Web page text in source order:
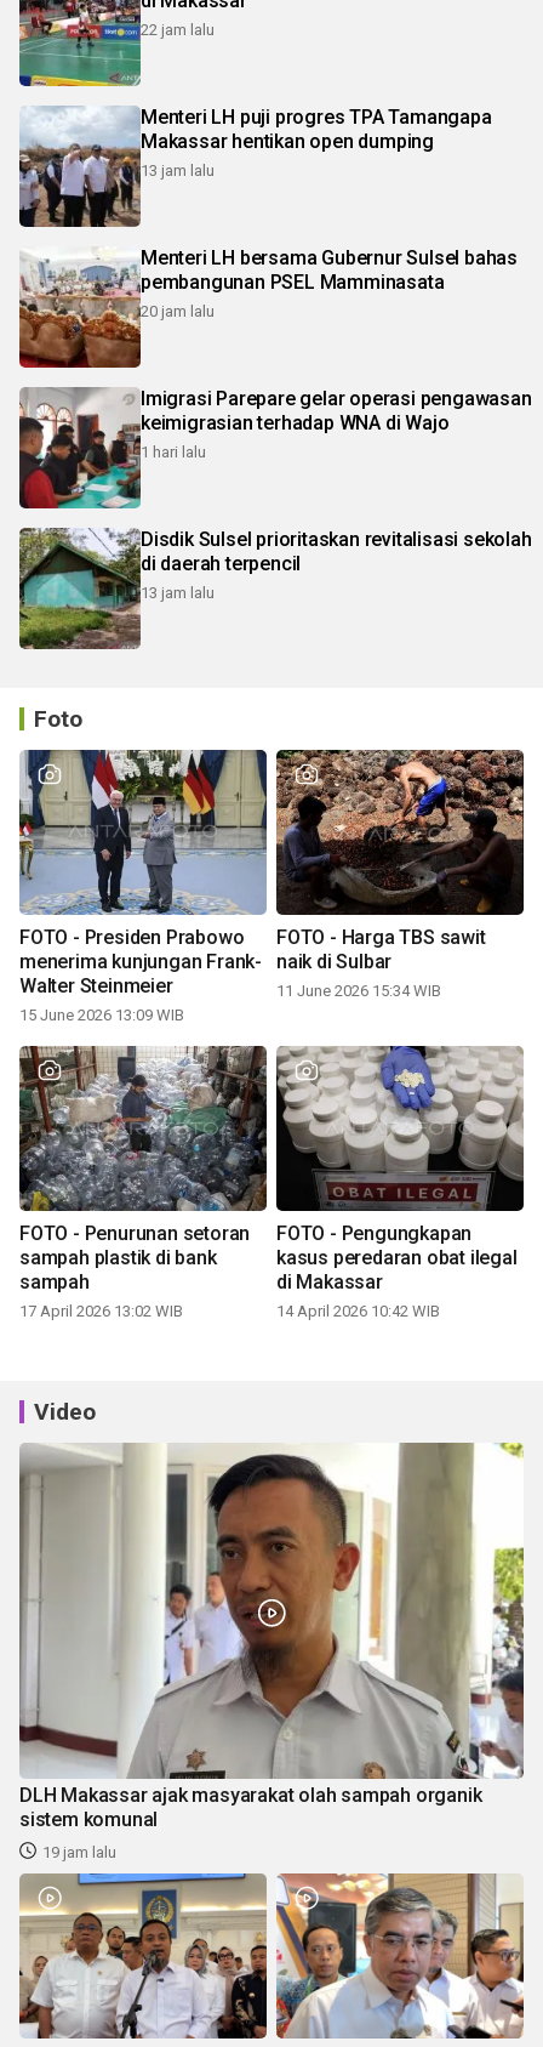
22 jam lalu
Menteri LH puji progres TPA Tamangapa
Makassar hentikan open dumping
13 jam lalu
Menteri LH bersama Gubernur Sulsel bahas
pembangunan PSEL Mamminasata
20 jam lalu
Imigrasi Parepare gelar operasi pengawasan
keimigrasian terhadap WNA di Wajo
1 hari lalu
Disdik Sulsel prioritaskan revitalisasi sekolah
di daerah terpencil
13 jam lalu
Foto
FOTO - Presiden Prabowo
menerima kunjungan Frank-
Walter Steinmeier
15 June 2026 13:09 WIB
FOTO - Harga TBS sawit
naik di Sulbar
11 June 2026 15:34 WIB
FOTO - Penurunan setoran
sampah plastik di bank
sampah
17 April 2026 13:02 WIB
FOTO - Pengungkapan
kasus peredaran obat ilegal
di Makassar
14 April 2026 10:42 WIB
Video
DLH Makassar ajak masyarakat olah sampah organik
sistem komunal
19 jam lalu